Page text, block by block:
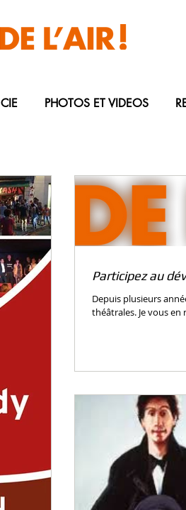
PHOTOS ET VIDEOS
Participez au
Depuis plusieurs
théâtrales. Je vous